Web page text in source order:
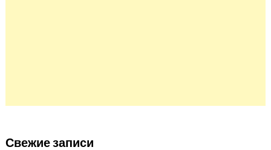
Свежие записи